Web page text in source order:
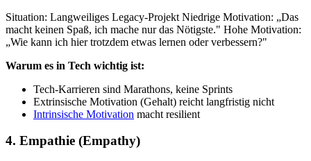
Situation: Langweiliges Legacy-Projekt Niedrige Motivation: „Das
macht keinen Spaß, ich mache nur das Nötigste." Hohe Motivation:
„Wie kann ich hier trotzdem etwas lernen oder verbessern?"
Warum es in Tech wichtig ist:
Tech-Karrieren sind Marathons, keine Sprints
Extrinsische Motivation (Gehalt) reicht langfristig nicht
Intrinsische Motivation macht resilient
4. Empathie (Empathy)